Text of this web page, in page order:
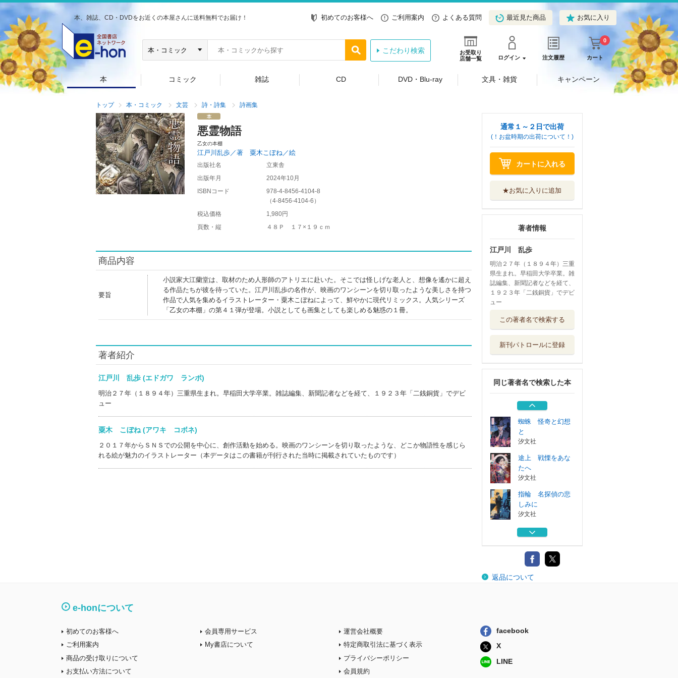
本、雑誌、CD・DVDをお近くの本屋さんに送料無料でお届け！ 初めてのお客様へ ご利用案内 よくある質問 最近見た商品 お気に入り
お受取り
店舗一覧
ログイン 注文履歴 カート
0
こだわり検索
本 コミック 雑誌 CD DVD・Blu-ray 文具・雑貨 キャンペーン
トップ 本・コミック 文芸 詩・詩集 詩画集
悪霊物語
乙女の本棚
江戸川乱歩／著 粟木こぼね／絵
出版社名
立東舎
出版年月
2024年10月
ISBNコード
978-4-8456-4104-8
（4-8456-4104-6 ）
税込価格
1,980円
頁数・縦
４８Ｐ １７×１９ｃｍ
商品内容
要旨
小説家大江蘭堂は、取材のため人形師のアトリエに赴いた。そこでは怪しげな老人と、想像を遙かに超え
る作品たちが彼を待っていた。江戸川乱歩の名作が、映画のワンシーンを切り取ったような美しさを持つ
作品で人気を集めるイラストレーター・粟木こぼねによって、鮮やかに現代リミックス。人気シリーズ
「乙女の本棚」の第４１弾が登場。小説としても画集としても楽しめる魅惑の１冊。
著者紹介
江戸川 乱歩 (エドガワ ランポ)
明治２７年（１８９４年）三重県生まれ。早稲田大学卒業。雑誌編集、新聞記者などを経て、１９２３年「二銭銅貨」でデビ
ュー
粟木 こぼね (アワキ コボネ)
２０１７年からＳＮＳでの公開を中心に、創作活動を始める。映画のワンシーンを切り取ったような、どこか物語性を感じら
れる絵が魅力のイラストレーター（本データはこの書籍が刊行された当時に掲載されていたものです）
通常１～２日で出荷
(！お盆時期の出荷について！)
カートに入れる
★お気に入りに追加
著者情報
江戸川 乱歩
明治２７年（１８９４年）三重
県生まれ。早稲田大学卒業。雑
誌編集、新聞記者などを経て、
１９２３年「二銭銅貨」でデビ
ュー
この著者名で検索する
新刊パトロールに登録
同じ著者名で検索した本
しみに
乱歩アムネシア二
コアマガジン
疑惑 思いがけな
い結末を
汐文社
蜘蛛 怪奇と幻想
と
汐文社
途上 戦慄をあな
たへ
汐文社
指輪 名探偵の悲
しみに
汐文社
乱歩アムネシア二
コアマガジン
疑惑 思いがけな
い結末を
返品について
e-honについて
初めてのお客様へ
ご利用案内
商品の受け取りについて
お支払い方法について
会員専用サービス
My書店について
運営会社概要
特定商取引法に基づく表示
プライバシーポリシー
会員規約
facebook
X
LINE